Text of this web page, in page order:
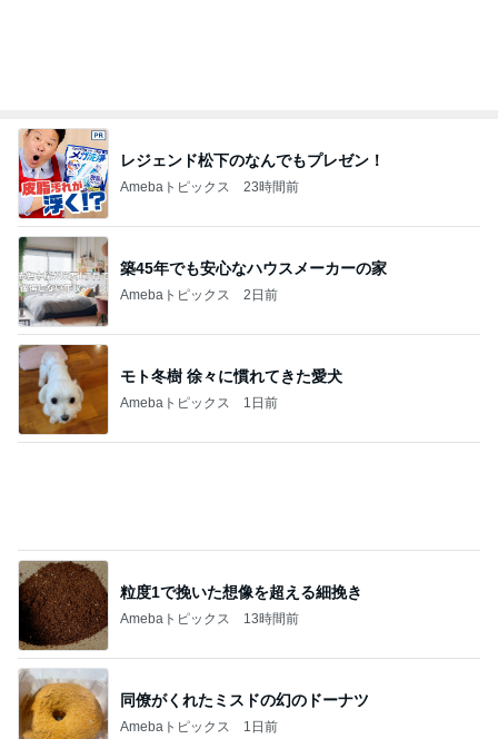
レジェンド松下のなんでもプレゼン！
Amebaトピックス 23時間前
築45年でも安心なハウスメーカーの家
Amebaトピックス 2日前
モト冬樹 徐々に慣れてきた愛犬
Amebaトピックス 1日前
粒度1で挽いた想像を超える細挽き
Amebaトピックス 13時間前
同僚がくれたミスドの幻のドーナツ
Amebaトピックス 1日前